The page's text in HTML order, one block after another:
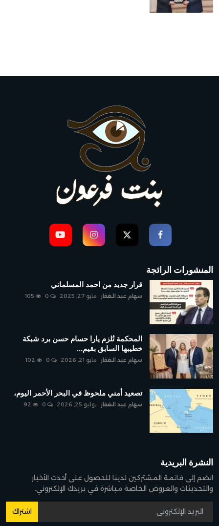
المنشورات الرائجة
قرار جديد من احمد المسلماني
سهام عبد الغفار مايو 27, 2025
المحكمة تُلزم يارا حسام حسن برد شبكة
خطيبها السابق بقيم...
سهام عبد الغفار مايو 21, 2026
تصعيد أمني ملحوظ في البحر الأحمر اليوم،
سهام عبد الغفار يوليو 25, 2026
النشرة البريدية
انضم إلى قائمة المشتركين لدينا للحصول على أحدث الأخبار
والتحديثات والعروض الخاصة مباشرة في بريدك الإلكتروني.
اشتراك